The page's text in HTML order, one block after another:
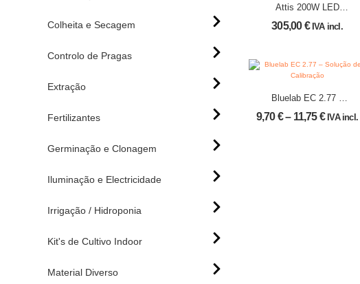
Colheita e Secagem
Controlo de Pragas
Extração
Fertilizantes
Germinação e Clonagem
Iluminação e Electricidade
Irrigação / Hidroponia
Kit's de Cultivo Indoor
Material Diverso
Attis 200W LED
LUMATEK
305,00€ IVA incl.
Bluelab EC 2.77 –
Solução de Calibração
9,70€– 11,75€ IVA incl.